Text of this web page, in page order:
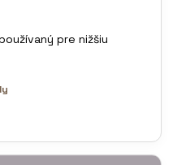
pre nižšiu